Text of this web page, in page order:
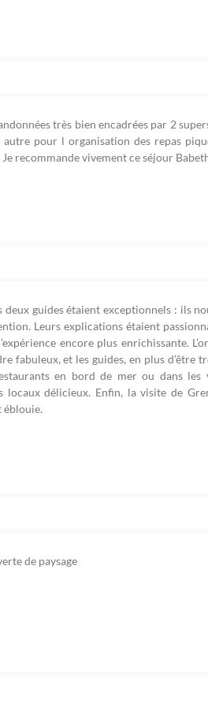
très bien encadrées par 2
pour l organisation des repas
recommande vivement ce séjour
deux guides étaient exceptionnels : ils
Leurs explications étaient
encore plus enrichissante.
fabuleux, et les guides, en plus d’être
en bord de mer ou dans les
délicieux. Enfin, la visite de
éblouie.
de paysage